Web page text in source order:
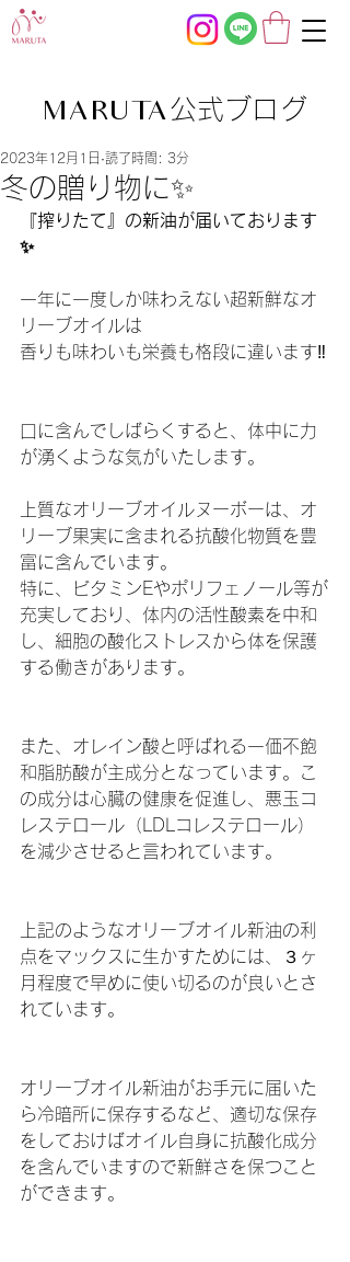
MARUTA公式ブログ
冬の贈り物に✨
2023年12月1日 読了時間: 3分
『搾りたて』の新油が届いております
✨
一年に一度しか味わえない超新鮮なオ
リーブオイルは
香りも味わいも栄養も格段に違います‼
口に含んでしばらくすると、体中に力
が湧くような気がいたします。
上質なオリーブオイルヌーボーは、オ
リーブ果実に含まれる抗酸化物質を豊
富に含んでいます。
特に、ビタミンEやポリフェノール等が
充実しており、体内の活性酸素を中和
し、細胞の酸化ストレスから体を保護
する働きがあります。
また、オレイン酸と呼ばれる一価不飽
和脂肪酸が主成分となっています。こ
の成分は心臓の健康を促進し、悪玉コ
レステロール（LDLコレステロール）
を減少させると言われています。
上記のようなオリーブオイル新油の利
点をマックスに生かすためには、３ヶ
月程度で早めに使い切るのが良いとさ
れています。
オリーブオイル新油がお手元に届いた
ら冷暗所に保存するなど、適切な保存
をしておけばオイル自身に抗酸化成分
を含んでいますので新鮮さを保つこと
ができます。